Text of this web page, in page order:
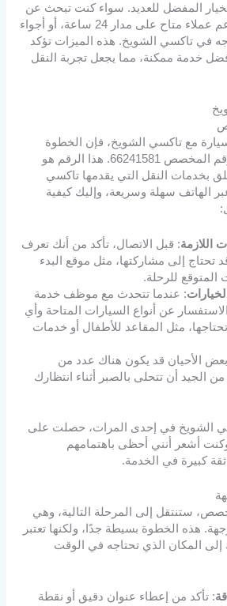
المفضل للعديد. سواء كنت تبحث عن
سائقين محترفين، أو دعم عملاء متاح على مدار 24 ساعة، أو أجواء
في تاكسي الشويخ. هذه الميزات تؤكد
أفضل خدمة ممكنة، مما يجعل تجربة النقل
مع تاكسي الشويخ، فإن الخطوة
الأولى هي الاتصال بالرقم المخصص 66241581. هذا الرقم هو
بخدمات النقل التي يقدمها تاكسي
الهاتف سهلة وسريعة، وإليك كيفية
اللازمة: قبل الاتصال، تأكد من أنك تعرف
تحتاج إلى مشاركتها، مثل موقع البدء
المتوقع للرحلة.
: عندما تتحدث مع موظف خدمة
الاستفسار عن أنواع السيارات المتاحة وأي
مثل المقاعد للأطفال أو خدمات
الأحيان قد يكون هناك عدد من
من الجيد أن تتحلى بالصبر أثناء انتظارك
الشويخ في إحدى المرات، حصلت على
أشعر أنني أحظى باهتمامهم
كبيرة في الخدمة.
ستنتقل إلى المرحلة التالية، وهي
هذه الخطوة بسيطة جدًا، ولكنها تعتبر
المكان الذي تحتاجه في الوقت
: تأكد من إعطاء عنوان دقيق أو نقطة